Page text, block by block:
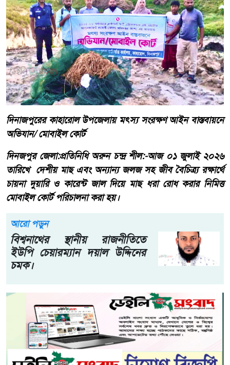
দিনাজপুরের কাহারোল উপজেলায় মৎস্য সংরক্ষণ আইন বাস্তবায়নে
অভিযান/ মোবাইল কোর্ট
দিনজপুর জেলা:প্রতিনিধি অরুন চন্দ্র শীল:-আজ ০১ জুলাই ২০২৬
তারিখে দেশীয় মাছ এবং অন্যান্য জলজ সহ জীব বৈচিত্র্য রক্ষার্থে
চায়না দুয়ারি ও কারেন্ট জাল দিয়ে মাছ ধরা রোধ করার নিমিত্ত
মোবাইল কোর্ট পরিচালনা করা হয়।
আরো পড়ুন
বিশ্বনাথের স্থানীয় রাজনীতিতে
ইউপি চেয়ারম্যান দয়াল উদ্দিনের
চমক।